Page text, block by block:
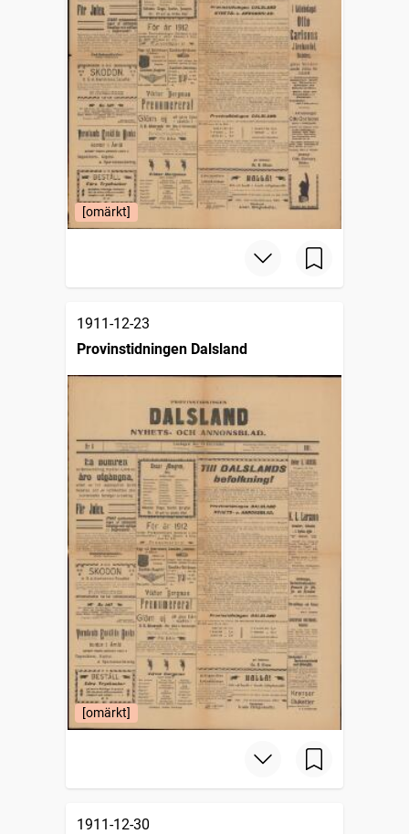
[omärkt]
1911-12-23
Provinstidningen Dalsland
[omärkt]
1911-12-30